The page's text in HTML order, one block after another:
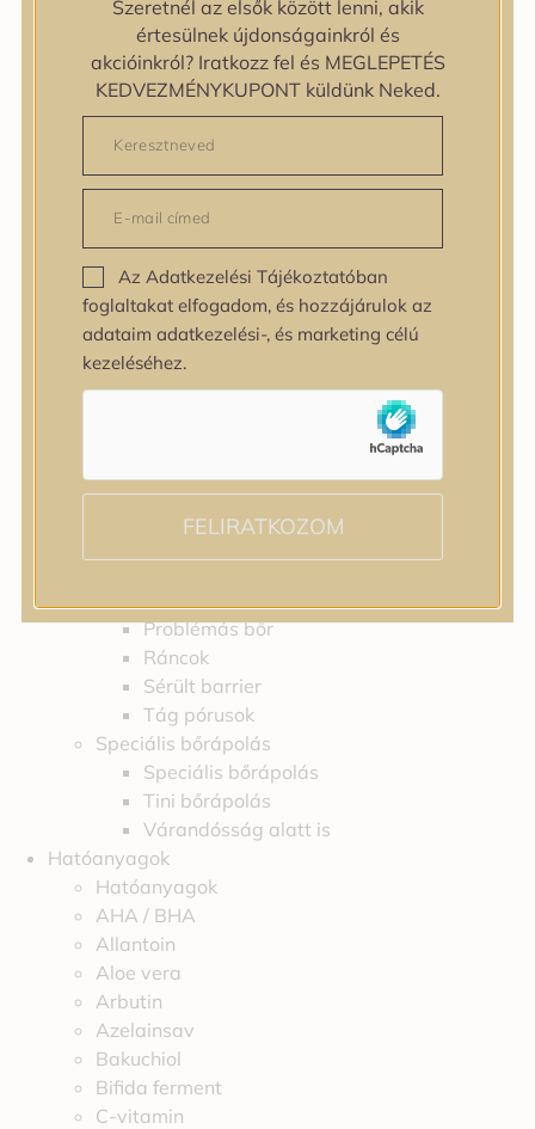
zipiderm
Bőrállapot
Bőrállapot
Bőrtípus
Bőrtípus
Kombinált
Száraz
Zsíros
Bőrprobléma
Bőrprobléma
Bőrpír
Dehidratált bőr
Érzékeny bőr
Fakóság
Problémás bőr
Ráncok
Sérült barrier
Tág pórusok
Speciális bőrápolás
Speciális bőrápolás
Tini bőrápolás
Várandósság alatt is
Hatóanyagok
Hatóanyagok
AHA / BHA
Allantoin
Aloe vera
Arbutin
Azelainsav
Bakuchiol
Bifida ferment
C-vitamin
Szeretnél az elsők között lenni, akik
értesülnek újdonságainkról és
akcióinkról? Iratkozz fel és MEGLEPETÉS
KEDVEZMÉNYKUPONT küldünk Neked.
Az Adatkezelési Tájékoztatóban
foglaltakat elfogadom, és hozzájárulok az
adataim adatkezelési-, és marketing célú
kezeléséhez.
FELIRATKOZOM